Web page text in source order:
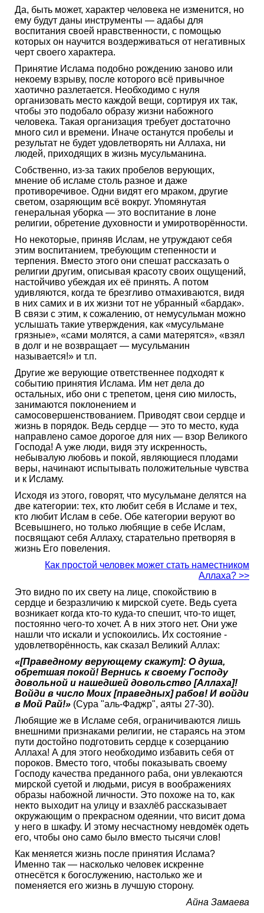
Да, быть может,​ характер человека не изменится, но
ему будут даны инструменты —​ адабы для
воспитания своей нравственности, с помощью
которых он научится воздерживаться от негативных
черт своего характера.
​Принятие Ислама подобно рождению заново или
некоему​ взрыву, после которого всё привычное​
хаотично разлетается. Необходимо с нуля
организовать место каждой вещи, сортируя их​ так,
чтобы это подобало образу жизни​ набожного
человека. Такая организация требует достаточно​
много сил и времени.​ Иначе останутся пробелы и​
результат не будет удовлетворять ни Аллаха, ни
людей, приходящих​ в​ жизнь мусульманина​.
Собственно, из-за таких пробелов верующих,​
мнение об исламе столь разное​ и даже
противоречивое. Одни видят его мраком, другие
светом, озаряющим всё​ вокруг.​ Упомянутая
генеральная уборка —​ это воспитание в лоне
религии, обретение духовности и умиротворённости.​
Но некоторые, приняв Ислам, не утруждают себя
этим воспитанием, требующим степенности и
терпения. Вместо этого они спешат рассказать о
религии другим,​ описывая красоту своих ощущений,
настойчиво убеждая их её​ принять. А​ потом
удивляются, когда те брезгливо отмахиваются, видя
в них самих и в их жизни​ тот не убранный «бардак».
В связи с этим, к сожалению, от немусульман можно
услышать такие утверждения, как «мусульмане
грязные», «сами молятся, а сами матерятся», «взял
в долг и не возвращает —​ мусульманин
называется!» и т.п.​
Другие​ же верующие​ ответственнее подходят к
событию принятия​ Ислама.​ Им нет​ дела до
остальных, ибо​ они с​ трепетом, ценя сию милость,
занимаются поклонением и
самосовершенствованием. Приводят свои сердце и
жизнь в порядок.​ Ведь сердце —​ это то место, куда
направлено самое дорогое для них​ —​ взор​ Великого
Господа!​ А уже люди, видя эту искренность,
небывалую любовь и покой,​ являющиеся​ плодами
веры,​ начинают испытывать положительные чувства
и к Исламу.
​Исходя из этого, говорят, что мусульмане делятся на
две категории: тех, кто любит себя в Исламе и тех,
кто любит Ислам в себе.​ Обе категории веруют во
Всевышнего, но только любящие в себе Ислам,
посвящают себя Аллаху, старательно​ претворяя в
жизнь Его повеления.​
Как простой человек может стать наместником
Аллаха? >>
Это видно по их свету на лице, спокойствию в
сердце и безразличию​ к мирской суете. Ведь суета
возникает когда кто-то куда-то спешит, что-то ищет,
постоянно чего-то хочет. А в них этого нет. Они уже​
нашли​ что искали и успокоились. Их состояние -
удовлетворённость, как сказал Великий Аллах:​
«[Праведному верующему скажут]: О душа,
обретшая покой! Вернись к своему Господу
довольной и нашедшей довольство [Аллаха]!
Войди в число Моих [праведных] рабов! И войди
в Мой Рай!» (Сура "аль-Фаджр", аяты 27-30).
​Любящие же в Исламе себя, ограничиваются лишь
внешними признаками религии,​ не стараясь на этом
пути достойно подготовить​ сердце​ к​ созерцанию
Аллаха! А для этого необходимо избавить себя​ от
пороков. Вместо того, чтобы показывать своему
Господу качества преданного раба, они​ увлекаются
мирской суетой и людьми,​ рисуя в​ воображениях
образы набожной личности. Это похоже на то, как
некто​ выходит на улицу и взахлёб рассказывает
окружающим о прекрасном одеянии, что висит​ дома
у него в шкафу. И этому несчастному невдомёк одеть
его, чтобы оно само было вместо тысячи слов!
​Как меняется жизнь после принятия Ислама?
Именно так —​ насколько человек искренне
отнесётся к богослужению, настолько же​ и
поменяется его жизнь в лучшую сторону.
​Айна Замаева